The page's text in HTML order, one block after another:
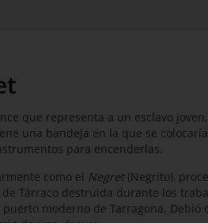
que representa a un esclavo
una bandeja en la que se
para encenderlas.
como el Negret (Negrito),
Tárraco destruida durante los
moderno de Tarragona. Debió